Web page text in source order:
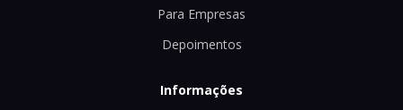
Para Empresas
Depoimentos
Informações